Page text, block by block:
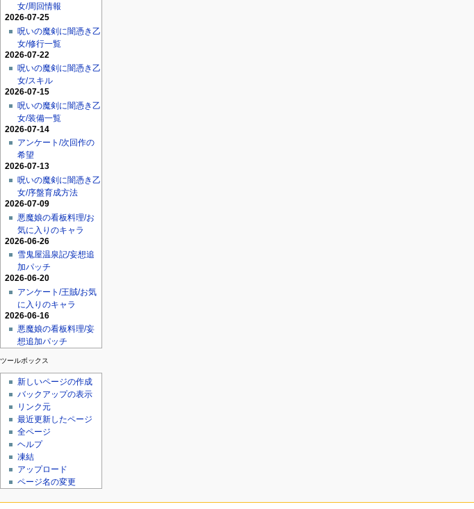
女/周回情報
2026-07-25
呪いの魔剣に闇憑き乙
女/修行一覧
2026-07-22
呪いの魔剣に闇憑き乙
女/スキル
2026-07-15
呪いの魔剣に闇憑き乙
女/装備一覧
2026-07-14
アンケート/次回作の
希望
2026-07-13
呪いの魔剣に闇憑き乙
女/序盤育成方法
2026-07-09
悪魔娘の看板料理/お
気に入りのキャラ
2026-06-26
雪鬼屋温泉記/妄想追
加パッチ
2026-06-20
アンケート/王賊/お気
に入りのキャラ
2026-06-16
悪魔娘の看板料理/妄
想追加パッチ
ツールボックス
新しいページの作成
バックアップの表示
リンク元
最近更新したページ
全ページ
ヘルプ
凍結
アップロード
ページ名の変更